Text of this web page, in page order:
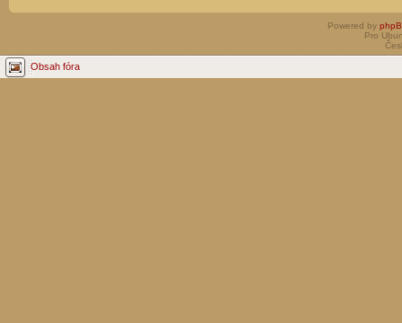
Powered by
Pro
Obsah fóra